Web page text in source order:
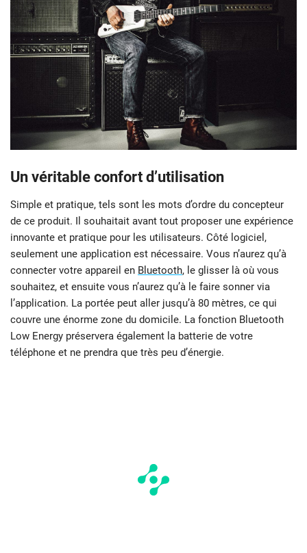
Un véritable confort d’utilisation
Simple et pratique, tels sont les mots d’ordre du concepteur
de ce produit. Il souhaitait avant tout proposer une expérience
innovante et pratique pour les utilisateurs. Côté logiciel,
seulement une application est nécessaire. Vous n’aurez qu’à
connecter votre appareil en Bluetooth, le glisser là où vous
souhaitez, et ensuite vous n’aurez qu’à le faire sonner via
l’application. La portée peut aller jusqu’à 80 mètres, ce qui
couvre une énorme zone du domicile. La fonction Bluetooth
Low Energy préservera également la batterie de votre
téléphone et ne prendra que très peu d’énergie.